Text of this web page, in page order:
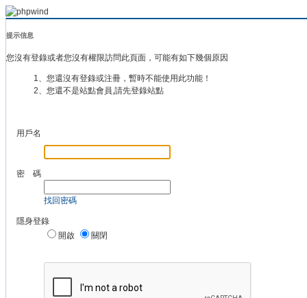
提示信息
您沒有登錄或者您沒有權限訪問此頁面，可能有如下幾個原因
1、您還沒有登錄或注冊，暫時不能使用此功能！
2、您還不是站點會員,請先登錄站點
用戶名
密 碼
找回密碼
隱身登錄
開啟
關閉